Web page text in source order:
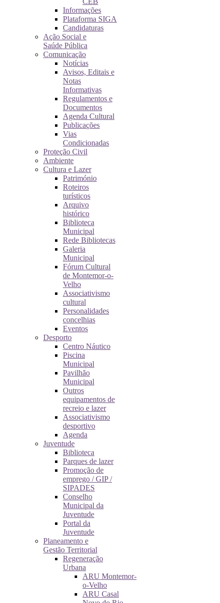
Informações
Plataforma SIGA
Candidaturas
Ação Social e
Saúde Pública
Comunicação
Notícias
Avisos, Editais e
Notas
Informativas
Regulamentos e
Documentos
Agenda Cultural
Publicações
Vias
Condicionadas
Proteção Civil
Ambiente
Cultura e Lazer
Património
Roteiros
turísticos
Arquivo
histórico
Biblioteca
Municipal
Rede Bibliotecas
Galeria
Municipal
Fórum Cultural
de Montemor-o-
Velho
Associativismo
cultural
Personalidades
concelhias
Eventos
Desporto
Centro Náutico
Piscina
Municipal
Pavilhão
Municipal
Outros
equipamentos de
recreio e lazer
Associativismo
desportivo
Agenda
Juventude
Biblioteca
Parques de lazer
Promoção de
emprego / GIP /
SIPADES
Conselho
Municipal da
Juventude
Portal da
Juventude
Planeamento e
Gestão Territorial
Regeneração
Urbana
ARU Montemor-
o-Velho
ARU Casal